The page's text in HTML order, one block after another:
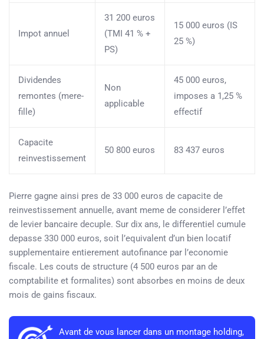
Impot annuel
31 200 euros
(TMI 41 % +
PS)
15 000 euros (IS
25 %)
Dividendes
remontes (mere-
fille)
Non
applicable
45 000 euros,
imposes a 1,25 %
effectif
Capacite
reinvestissement
50 800 euros 83 437 euros
Pierre gagne ainsi pres de 33 000 euros de capacite de
reinvestissement annuelle, avant meme de considerer l’effet
de levier bancaire decuple. Sur dix ans, le differentiel cumule
depasse 330 000 euros, soit l’equivalent d’un bien locatif
supplementaire entierement autofinance par l’economie
fiscale. Les couts de structure (4 500 euros par an de
comptabilite et formalites) sont absorbes en moins de deux
mois de gains fiscaux.
Avant de vous lancer dans un montage holding,